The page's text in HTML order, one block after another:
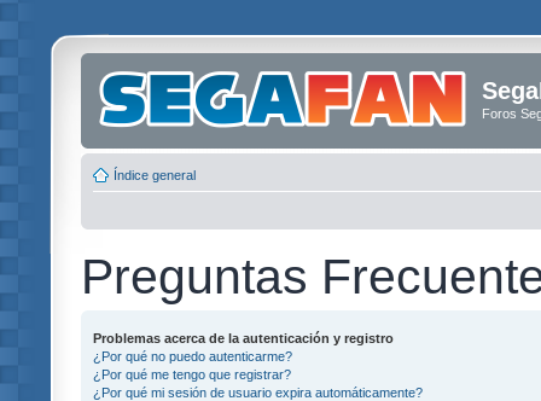
Foros
Índice general
Preguntas
Problemas acerca de la autenticación y registro
¿Por qué no puedo autenticarme?
¿Por qué me tengo que registrar?
¿Por qué mi sesión de usuario expira automáticamente?